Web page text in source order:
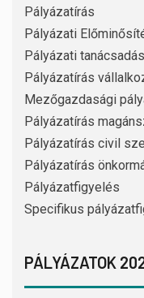
Pályázatírás
Pályázati
Pályázati tanácsadás
Pályázatírás
Mezőgazdasági
Pályázatírás
Pályázatírás civil
Pályázatírás
Pályázatfigyelés
Specifikus
PÁLYÁZATOK